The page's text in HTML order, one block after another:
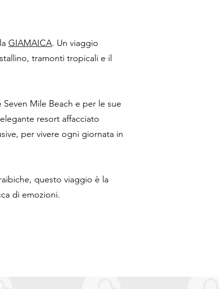
GIAMAICA. Un viaggio
tramonti tropicali e il
Mile Beach e per le sue
resort affacciato
per vivere ogni giornata in
questo viaggio è la
di emozioni.